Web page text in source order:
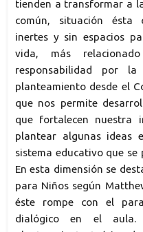
tienden a transformar a
común, situación ésta
inertes y sin espacios
vida, más
responsabilidad por la
planteamiento desde el
que nos permite
que fortalecen nuestra
plantear algunas ideas
sistema educativo que
En esta dimensión se
para Niños según
éste rompe con el
dialógico en el aula.